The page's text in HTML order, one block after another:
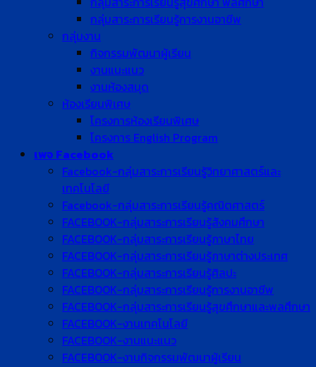
กลุ่มสาระการเรียนรู้การงานอาชีพ
กลุ่มงาน
กิจกรรมพัฒนาผู้เรียน
งานแนะแนว
งานห้องสมุด
ห้องเรียนพิเศษ
โครงการห้องเรียนพิเศษ
โครงการ English Program
เพจ Facebook
Facebook-กลุ่มสาระการเรียนรู้วิทยาศาสตร์และ
เทคโนโลยี
Facebook-กลุ่มสาระการเรียนรู้คณิตศาสตร์
FACEBOOK-กลุ่มสาระการเรียนรู้สังคมศึกษา
FACEBOOK-กลุ่มสาระการเรียนรู้ภาษาไทย
FACEBOOK-กลุ่มสาระการเรียนรู้ภาษาต่างประเทศ
FACEBOOK-กลุ่มสาระการเรียนรู้ศิลปะ
FACEBOOK-กลุ่มสาระการเรียนรู้การงานอาชีพ
FACEBOOK-กลุ่มสาระการเรียนรู้สุขศึกษาและพลศึกษา
FACEBOOK-งานเทคโนโลยี
FACEBOOK-งานแนะแนว
FACEBOOK-งานกิจกรรมพัฒนาผู้เรียน